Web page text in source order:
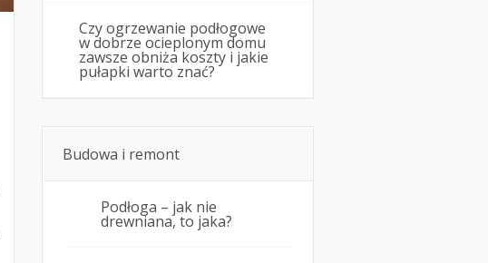
Czy ogrzewanie podłogowe
w dobrze ocieplonym domu
zawsze obniża koszty i jakie
pułapki warto znać?
Budowa i remont
Podłoga – jak nie
drewniana, to jaka?